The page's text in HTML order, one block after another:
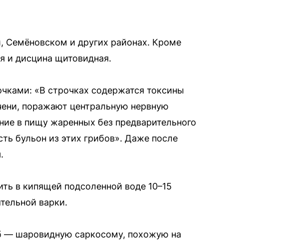
Семёновском и других районах. Кроме
и дисцина щитовидная.
«В строчках содержатся токсины
поражают центральную нервную
в пищу жаренных без предварительного
бульон из этих грибов». Даже после
в кипящей подсоленной воде 10–15
варки.
— шаровидную саркосому, похожую на